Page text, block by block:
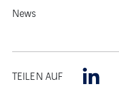
News
TEILEN AUF